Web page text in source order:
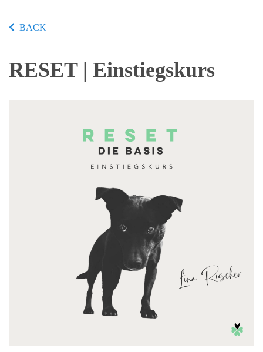
BACK
RESET | Einstiegskurs